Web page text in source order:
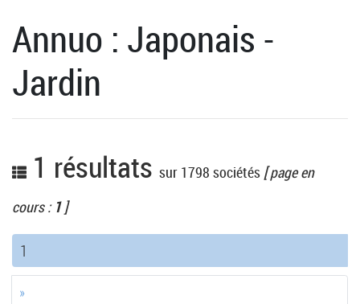
Annuo : Japonais -
Jardin
1 résultats sur 1798 sociétés [ page en
cours : 1]
1
»